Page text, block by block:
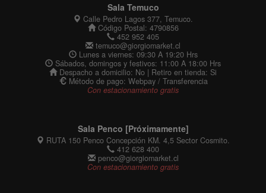
Sala Temuco
Calle Pedro Lagos 377, Temuco.
Código Postal: 4790856
452 952 405
temuco@giorgiomarket.cl
Lunes a viernes: 09:30 A 19:20 Hrs
Sábados, domingos y festivos: 11:00 A 18:00 Hrs
Despacho a domicilio: No | Retiro en tienda: Si
Método de pago: Webpay / Transferencia
Con estacionamiento gratis
Sala Penco [Próximamente]
RUTA 150 Penco Concepción KM. 4,5 Sector Cosmito.
412 628 400
penco@giorgiomarket.cl
Con estacionamiento gratis